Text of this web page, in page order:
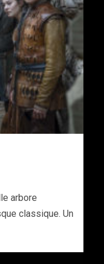
arbore
classique. Un